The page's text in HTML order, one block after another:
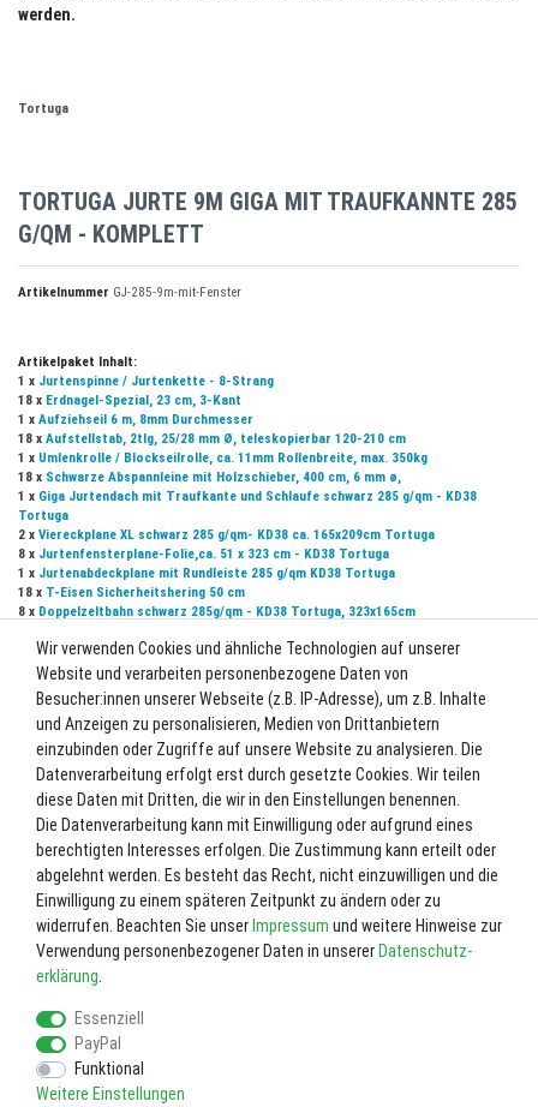
werden.
Tortuga
TORTUGA JURTE 9M GIGA MIT TRAUFKANNTE 285
G/QM - KOMPLETT
Artikelnummer GJ-285-9m-mit-Fenster
Artikelpaket Inhalt:
1 x Jurtenspinne / Jurtenkette - 8-Strang
18 x Erdnagel-Spezial, 23 cm, 3-Kant
1 x Aufziehseil 6 m, 8mm Durchmesser
18 x Aufstellstab, 2tlg, 25/28 mm Ø, teleskopierbar 120-210 cm
1 x Umlenkrolle / Blockseilrolle, ca. 11mm Rollenbreite, max. 350kg
18 x Schwarze Abspannleine mit Holzschieber, 400 cm, 6 mm ø,
1 x Giga Jurtendach mit Traufkante und Schlaufe schwarz 285 g/qm - KD38
Tortuga
2 x Viereckplane XL schwarz 285 g/qm- KD38 ca. 165x209cm Tortuga
8 x Jurtenfensterplane-Folie,ca. 51 x 323 cm - KD38 Tortuga
1 x Jurtenabdeckplane mit Rundleiste 285 g/qm KD38 Tortuga
18 x T-Eisen Sicherheitshering 50 cm
8 x Doppelzeltbahn schwarz 285g/qm - KD38 Tortuga, 323x165cm
UVP 5.473,15 €
5.212,52 EUR*
Nicht lagernd. Bitte fragen Sie uns vor einer Bestellung. 02602-8727
In den Warenkorb
Wunschliste
* inkl. ges. MwSt. zzgl. Versandkosten
Impressum
Wir verwenden Cookies und ähnliche Technologien auf unserer
Website und verarbeiten personenbezogene Daten von
Besucher:innen unserer Webseite (z.B. IP-Adresse), um z.B. Inhalte
und Anzeigen zu personalisieren, Medien von Drittanbietern
einzubinden oder Zugriffe auf unsere Website zu analysieren. Die
Datenverarbeitung erfolgt erst durch gesetzte Cookies. Wir teilen
diese Daten mit Dritten, die wir in den Einstellungen benennen.
Die Datenverarbeitung kann mit Einwilligung oder aufgrund eines
berechtigten Interesses erfolgen. Die Zustimmung kann erteilt oder
abgelehnt werden. Es besteht das Recht, nicht einzuwilligen und die
Einwilligung zu einem späteren Zeitpunkt zu ändern oder zu
widerrufen. Beachten Sie unser Impressum und weitere Hinweise zur
Verwendung personenbezogener Daten in unserer Daten­schutz­
erklärung
Essenziell
PayPal
Funktional
Weitere Einstellungen